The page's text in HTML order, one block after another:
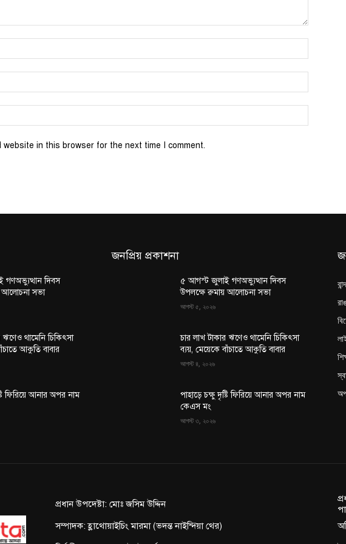
website in this browser for the next time I comment.
দিবস
আলোচনা সভা
ঋণেও থামেনি চিকিৎসা
আকুতি বাবার
ফিরিয়ে আনার অপর নাম
জনপ্রিয় প্রকাশনা
৫ আগস্ট জুলাই গণঅভ্যুত্থান দিবস
উপলক্ষে রুমায় আলোচনা সভা
আগস্ট ৫, ২০২৬
চার লাখ টাকার ঋণেও থামেনি চিকিৎসা
ব্যয়, মেয়েকে বাঁচাতে আকুতি বাবার
আগস্ট ৪, ২০২৬
পাহাড়ে চক্ষু দৃষ্টি ফিরিয়ে আনার অপর নাম
কেএস মং
আগস্ট ৩, ২০২৬
প্রধান উপদেষ্টা: মোঃ জসিম উদ্দিন
সম্পাদক: হ্লাথোয়াইচিং মারমা (ভদন্ত নাইন্দিয়া থের)